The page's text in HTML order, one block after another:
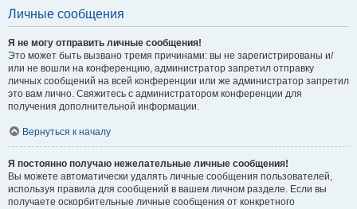
Личные сообщения
Я не могу отправить личные сообщения!
Это может быть вызвано тремя причинами: вы не зарегистрированы и/
или не вошли на конференцию, администратор запретил отправку
личных сообщений на всей конференции или же администратор запретил
это вам лично. Свяжитесь с администратором конференции для
получения дополнительной информации.
Вернуться к началу
Я постоянно получаю нежелательные личные сообщения!
Вы можете автоматически удалять личные сообщения пользователей,
используя правила для сообщений в вашем личном разделе. Если вы
получаете оскорбительные личные сообщения от конкретного